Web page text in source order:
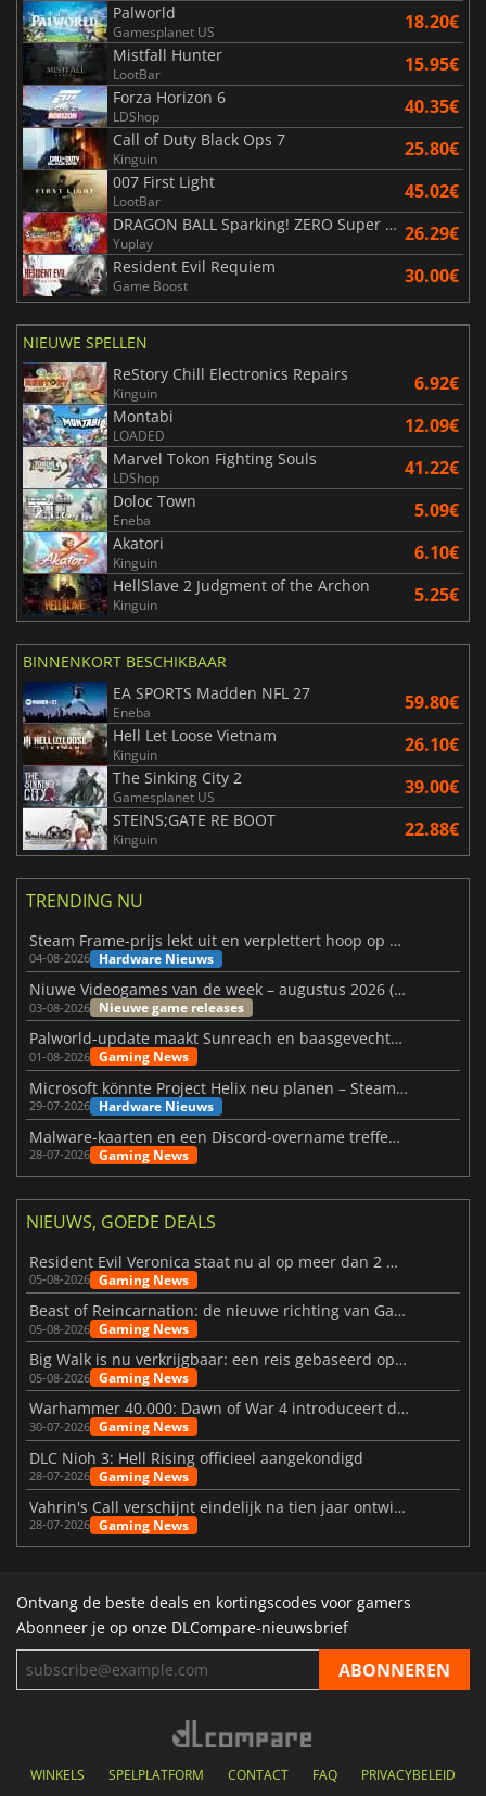
Palworld
Gamesplanet US 18.20€
Mistfall Hunter
LootBar 15.95€
Forza Horizon 6
LDShop 40.35€
Call of Duty Black Ops 7
Kinguin 25.80€
007 First Light
LootBar 45.02€
DRAGON BALL Sparking! ZERO Super Limit Breaking NEO
Yuplay 26.29€
Resident Evil Requiem
Game Boost 30.00€
NIEUWE SPELLEN
ReStory Chill Electronics Repairs
Kinguin 6.92€
Montabi
LOADED 12.09€
Marvel Tokon Fighting Souls
LDShop 41.22€
Doloc Town
Eneba 5.09€
Akatori
Kinguin 6.10€
HellSlave 2 Judgment of the Archon
Kinguin 5.25€
BINNENKORT BESCHIKBAAR
EA SPORTS Madden NFL 27
Eneba 59.80€
Hell Let Loose Vietnam
Kinguin 26.10€
The Sinking City 2
Gamesplanet US 39.00€
STEINS;GATE RE BOOT
Kinguin 22.88€
TRENDING NU
Steam Frame-prijs lekt uit en verplettert hoop op betaalbare VR
04-08-2026 Hardware Nieuws
Niuwe Videogames van de week – augustus 2026 (week 32)
03-08-2026 Nieuwe game releases
Palworld-update maakt Sunreach en baasgevechten stabieler
01-08-2026 Gaming News
Microsoft könnte Project Helix neu planen – Steam-Support wackelt
29-07-2026 Hardware Nieuws
Malware-kaarten en een Discord-overname treffen Meccha Chameleon
28-07-2026 Gaming News
NIEUWS, GOEDE DEALS
Resident Evil Veronica staat nu al op meer dan 2 miljoen verlanglijstjes
05-08-2026 Gaming News
Beast of Reincarnation: de nieuwe richting van Game Freak
05-08-2026 Gaming News
Big Walk is nu verkrijgbaar: een reis gebaseerd op vriendschap
05-08-2026 Gaming News
Warhammer 40.000: Dawn of War 4 introduceert de Necron-factie
30-07-2026 Gaming News
DLC Nioh 3: Hell Rising officieel aangekondigd
28-07-2026 Gaming News
Vahrin's Call verschijnt eindelijk na tien jaar ontwikkeling
28-07-2026 Gaming News
Ontvang de beste deals en kortingscodes voor gamers
Abonneer je op onze DLCompare-nieuwsbrief
WINKELS SPELPLATFORM CONTACT FAQ PRIVACYBELEID